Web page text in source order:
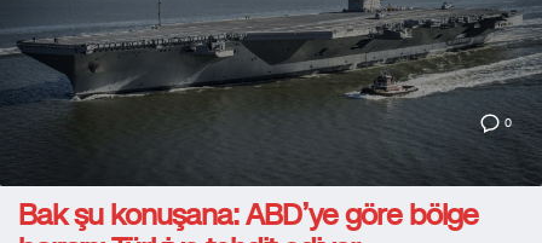
0
Bak şu konuşana: ABD’ye göre bölge